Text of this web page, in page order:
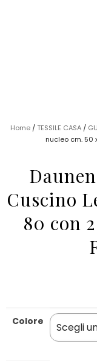
Home/ TESSILE CASA/
nucleo cm. 50
Cuscino
80 con
Colore